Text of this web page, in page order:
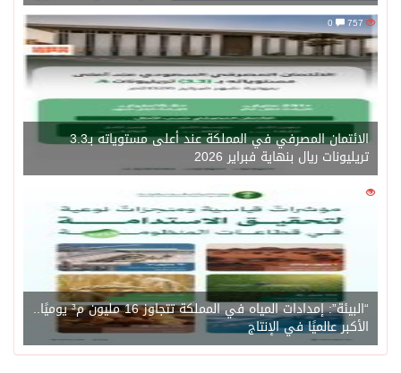
757
0
الائتمان المصرفي في المملكة عند أعلى مستوياته بـ3.3
تريليونات ريال بنهاية فبراير 2026
1450
“البيئة”: إمدادات المياه في المملكة تتجاوز 16 مليون م³ يوميًا..
الأكبر عالميًا في الإنتاج